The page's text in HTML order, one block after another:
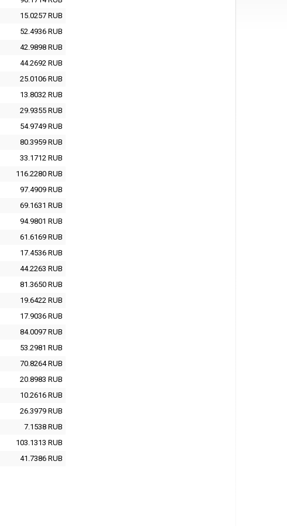
15.0257 RUB
52.4936 RUB
42.9898 RUB
44.2692 RUB
25.0106 RUB
13.8032 RUB
29.9355 RUB
54.9749 RUB
80.3959 RUB
33.1712 RUB
116.2280 RUB
97.4909 RUB
69.1631 RUB
94.9801 RUB
61.6169 RUB
17.4536 RUB
44.2263 RUB
81.3650 RUB
19.6422 RUB
17.9036 RUB
84.0097 RUB
53.2981 RUB
70.8264RUB
20.8983 RUB
10.2616 RUB
26.3979 RUB
7.1538 RUB
103.1313 RUB
41.7386 RUB